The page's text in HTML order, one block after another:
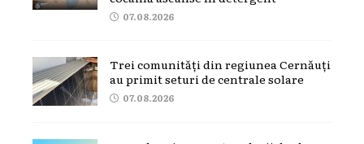
07.08.2026
Trei comunități din regiunea Cernăuți
au primit seturi de centrale solare
07.08.2026